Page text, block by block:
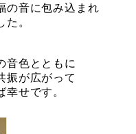
の音に包み込まれ
。
音色とともに
振が広がって
せです。